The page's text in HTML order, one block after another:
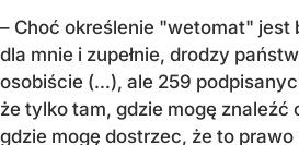
– Choć określenie "wetomat" jest
dla mnie i zupełnie, drodzy
osobiście (…), ale 259
że tylko tam, gdzie mogę znaleźć
gdzie mogę dostrzec, że to prawo